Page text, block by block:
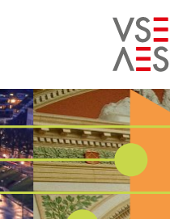
Skip
to
main
content